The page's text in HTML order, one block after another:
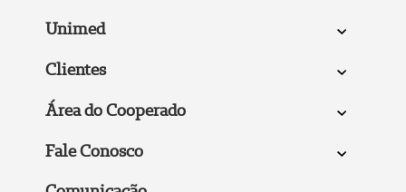
Unimed
Clientes
Área do Cooperado
Fale Conosco